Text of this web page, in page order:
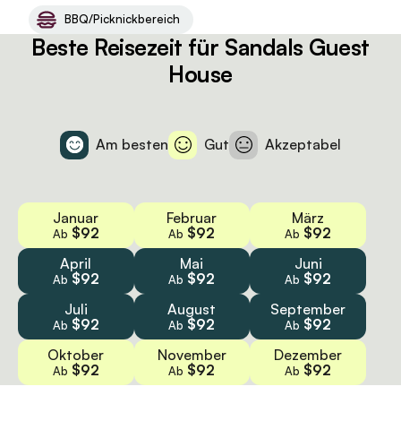
BBQ/Picknickbereich
Beste Reisezeit für Sandals Guest
House
Am besten Gut Akzeptabel
Januar
Ab $92
Februar
Ab $92
März
Ab $92
April
Ab $92
Mai
Ab $92
Juni
Ab $92
Juli
Ab $92
August
Ab $92
September
Ab $92
Oktober
Ab $92
November
Ab $92
Dezember
Ab $92